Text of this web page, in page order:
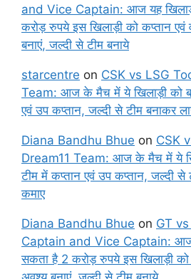
and Vice Captain: आज यह
करोड़ रुपये इस खिलाड़ी को कप्तान एवं
बनाएं, जल्दी से टीम बनाये
starcentre on CSK vs LSG
Team: आज के मैच में ये खिलाड़ी को
एवं उप कप्तान, जल्दी से टीम बनाकर
Diana Bandhu Bhue on CSK
Dream11 Team: आज के मैच में ये
टीम में कप्तान एवं उप कप्तान, जल्दी से
कमाए
Diana Bandhu Bhue on GT
Captain and Vice Captain: आज
सकता है 2 करोड़ रुपये इस खिलाड़ी को